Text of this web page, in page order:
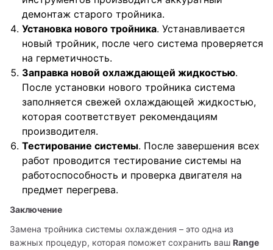
демонтаж старого тройника.
Установка нового тройника. Устанавливается
новый тройник, после чего система проверяется
на герметичность.
Заправка новой охлаждающей жидкостью.
После установки нового тройника система
заполняется свежей охлаждающей жидкостью,
которая соответствует рекомендациям
производителя.
Тестирование системы. После завершения всех
работ проводится тестирование системы на
работоспособность и проверка двигателя на
предмет перегрева.
Заключение
Замена тройника системы охлаждения – это одна из
важных процедур, которая поможет сохранить ваш Range